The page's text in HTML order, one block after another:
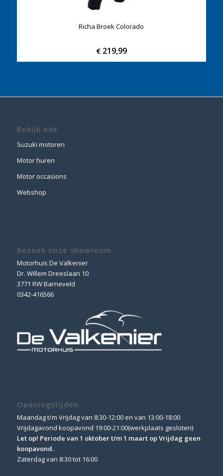
Richa Broek Colorado
€219,99
Bekijk ook
Suzuki motoren
Motor huren
Motor occasions
Webshop
Bezoek onze showroom
Motorhuis De Valkenier
Dr. Willem Dreeslaan 10
3771 RW Barneveld
0342-416566
Openingstijden
Maandag t/m Vrijdag van 8:30-12:00 en van 13:00-18:00
Vrijdagavond koopavond 19:00-21:00(werkplaats gesloten)
Let op! Periode van 1 oktober t/m 1 maart op Vrijdag geen
koopavond.
Zaterdag van 8:30 tot 16:00